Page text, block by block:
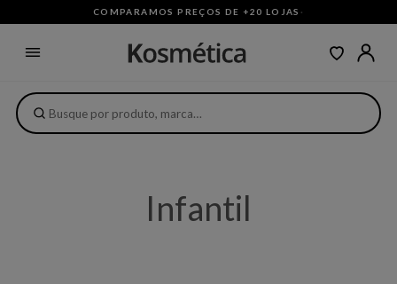
COMPARAMOS PREÇOS DE +20 LOJAS ·
Infantil